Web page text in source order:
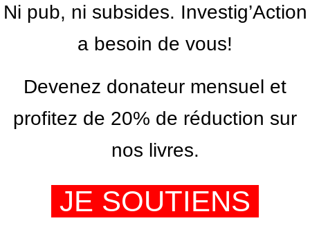
Ni pub, ni subsides. Investig’Action
a besoin de vous!
Devenez donateur mensuel et
profitez de 20% de réduction sur
nos livres.
JE SOUTIENS